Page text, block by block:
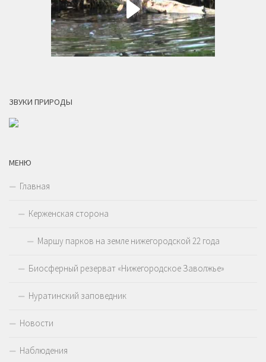
ЗВУКИ ПРИРОДЫ
МЕНЮ
Главная
Керженская сторона
Маршу парков на земле нижегородской 22 года
Биосферный резерват «Нижегородское Заволжье»
Нуратинский заповедник
Новости
Наблюдения